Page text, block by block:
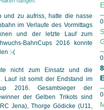
und zu aufriss, hatte die nasse
im Verlaufe des Vormittags
und der letzte Lauf zum
BahnCups 2016 konnte
:-(
nicht zum Einsatz und die
Lauf ist somit der Endstand im
2016. Gesamtsieger der
der Gelben Trikots sind
Jena), Thorge Gödicke (U11,